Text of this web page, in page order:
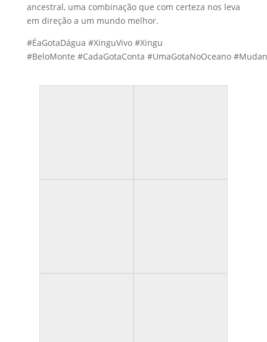
ancestral, uma combinação que com certeza nos leva
em direção a um mundo melhor.
#ÉaGotaDágua #XinguVivo#Xingu
#BeloMonte #CadaGotaConta #UmaGotaNoOceano #